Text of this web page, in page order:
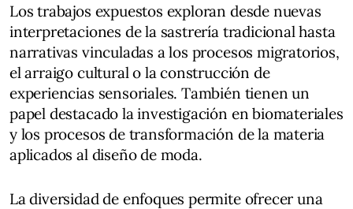
Los trabajos expuestos exploran desde nuevas
interpretaciones de la sastrería tradicional hasta
narrativas vinculadas a los procesos migratorios,
el arraigo cultural o la construcción de
experiencias sensoriales. También tienen un
papel destacado la investigación en biomateriales
y los procesos de transformación de la materia
aplicados al diseño de moda.
La diversidad de enfoques permite ofrecer una